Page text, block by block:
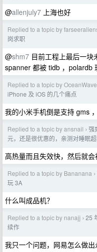
@allenjuly7 上海也好
Replied to a topic by
岗求职
@shm7 目前工程上最后一块
spanner 都被 tidb ，polardb
Replied to a topic by
iPhone 及 iOS 的几个痛点
我的小米手机倒是支持 gms
Replied to a topic by ansnail › 强
元，还是很优惠的，亲测对睡眠
高热量而且失效快，然后就会
Replied to a topic by Bananana ›
玩 3A
什么叫成品机？
Replied to a topic by nanajj › 25
续作
我只一个问题，网易怎么做